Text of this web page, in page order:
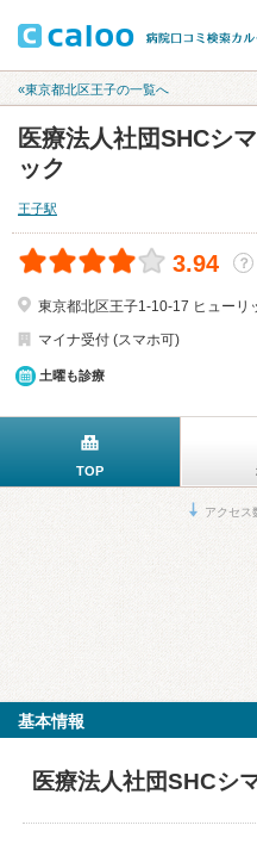
«東京都北区王子の一覧へ
医療法人社団SHCシ
ック
王子駅
3.94 ？
東京都北区王子1-10-17 ヒューリ
マイナ受付 (スマホ可)
土曜も診療
TOP
アクセ
基本情報
医療法人社団SHCシ